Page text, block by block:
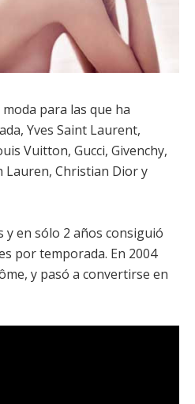
para las que ha
Yves Saint Laurent,
Vuitton, Gucci, Givenchy,
Lauren, Christian Dior y
y en sólo 2 años consiguió
por temporada. En 2004
y pasó a convertirse en